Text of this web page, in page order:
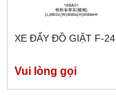
XE ĐẨY ĐỒ GIẶT F-24
Vui lòng gọi